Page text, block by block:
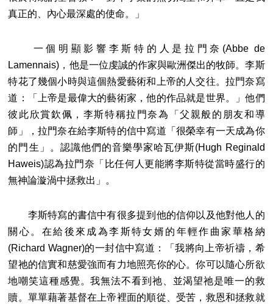
真正的、內心最深處的使命。」
一個明顯影響李斯特的人是拉門奈(Abbe de
Lamennais)，他是一位虔誠的作家與歐洲傑出的牧師。李斯
特花了幾個小時與這個熱愛藝術和上帝的人交往。拉門奈寫
道：「上帝是最偉大的藝術家，他的作品就是世界。」他們
彼此欣賞欽佩，李斯特稱拉門奈為「父親般的朋友和導
師」，拉門奈在給李斯特的信中寫道「很榮幸有一天成為你
的門生」。認識他們的音樂學家哈瓦伊斯(Hugh Reginald
Haweis)認為拉門奈「比任何人更能將李斯特從當時盛行的
無神論漩渦中拯救出」。
李斯特寫的書信中有很多提到他的信仰以及他對他人的
關心。在給後來成為李斯特女婿的年輕作曲家華格納
(Richard Wagner)的一封信中寫道：「我將向上帝祈禱，希
望祂的信實和慈愛強而有力地照亮你的心。你可以隨心所欲
地嘲笑這種感覺。我無法不看到祂、並渴望祂是唯一的救
贖。單單藉著基督在上帝裡面的順從、受苦，救恩和拯救就